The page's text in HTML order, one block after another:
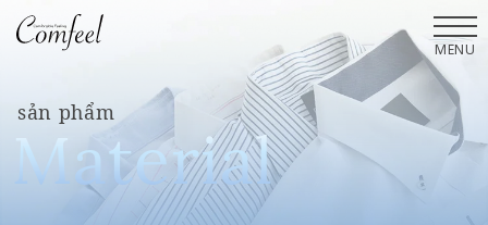
MENU
sản phẩm
Material